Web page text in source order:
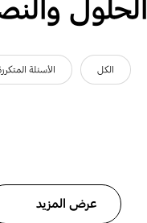
الحلول
الكل الأسئلة
عرض المزيد